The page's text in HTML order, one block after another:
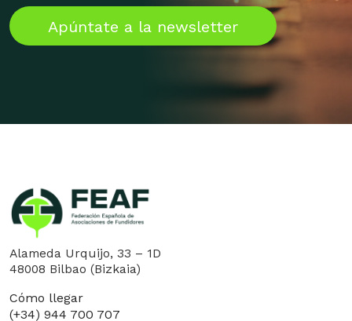
Apúntate a la newsletter
Alameda Urquijo, 33 – 1D
48008 Bilbao (Bizkaia)
Cómo llegar
(+34) 944 700 707